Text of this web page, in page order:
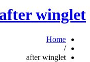
after winglet
Home
/
after winglet